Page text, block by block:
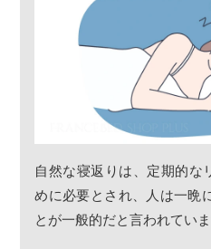
自然な寝返りは、定期的な
めに必要とされ、人は一晩
とが一般的だと言われていま